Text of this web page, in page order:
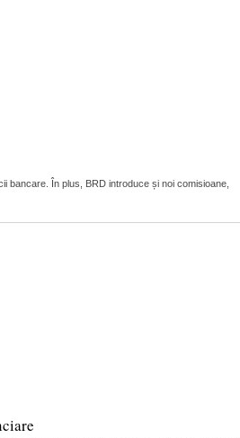
bancare. În plus, BRD introduce și noi comisioane,